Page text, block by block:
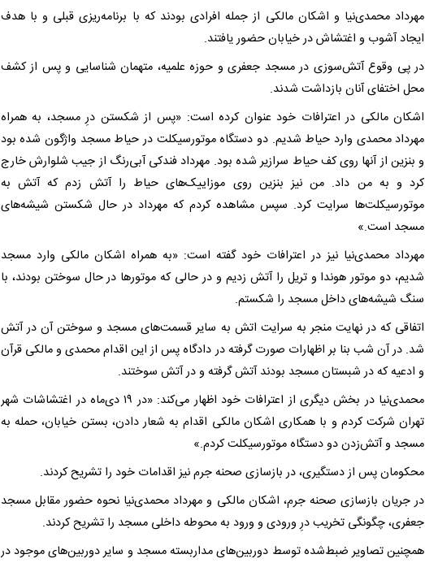
مهرداد محمدی‌نیا و اشکان مالکی از جمله افرادی بودند که با برنامه‌ریزی قبلی و با هدف
ایجاد آشوب و اغتشاش در خیابان حضور یافتند.
در پی وقوع آتش‌سوزی در مسجد جعفری و حوزه علمیه، متهمان شناسایی و پس از کشف
محل اختفای آنان بازداشت شدند.
اشکان مالکی در اعترافات خود عنوان کرده است: «پس از شکستن درِ مسجد، به همراه
مهرداد محمدی وارد حیاط شدیم. دو دستگاه موتورسیکلت در حیاط مسجد واژگون شده بود
و بنزین از آنها روی کف حیاط سرازیر شده بود. مهرداد فندکی آبی‌رنگ از جیب شلوارش خارج
کرد و به من داد. من نیز بنزین روی موزاییک‌های حیاط را آتش زدم که آتش به
موتورسیکلت‌ها سرایت کرد. سپس مشاهده کردم که مهرداد در حال شکستن شیشه‌های
مسجد است.»
مهرداد محمدی‌نیا نیز در اعترافات خود گفته است: «به همراه اشکان مالکی وارد مسجد
شدیم، دو موتور هوندا و تریل را آتش زدیم و در حالی که موتور‌ها در حال سوختن بودند، با
سنگ شیشه‌های داخل مسجد را شکستم.
اتفاقی که در نهایت منجر به سرایت اتش به سایر قسمت‌های مسجد و سوختن آن در آتش
شد. در آن شب بنا بر اظهارات صورت گرفته در دادگاه پس از این اقدام محمدی و مالکی قرآن
و ادعیه که در شبستان مسجد بودند آتش گرفته و در آتش سوختند.
محمدی‌نیا در بخش دیگری از اعترافات خود اظهار می‌کند: «در ۱۹ دی‌ماه در اغتشاشات شهر
تهران شرکت کردم و با همکاری اشکان مالکی اقدام به شعار دادن، بستن خیابان، حمله به
مسجد و آتش‌زدن دو دستگاه موتورسیکلت کردم.»
محکومان پس از دستگیری، در بازسازی صحنه جرم نیز اقدامات خود را تشریح کردند.
در جریان بازسازی صحنه جرم، اشکان مالکی و مهرداد محمدی‌نیا نحوه حضور مقابل مسجد
جعفری، چگونگی تخریب درِ ورودی و ورود به محوطه داخلی مسجد را تشریح کردند.
همچنین تصاویر ضبط‌شده توسط دوربین‌های مداربسته مسجد و سایر دوربین‌های موجود در